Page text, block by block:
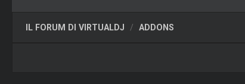
IL FORUM DI VIRTUALDJ ADDONS